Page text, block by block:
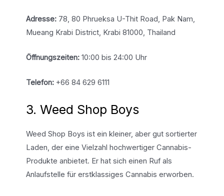
Adresse:78, 80 Phrueksa U-Thit Road, Pak Nam,
Mueang Krabi District, Krabi 81000, Thailand
Öffnungszeiten:10:00 bis 24:00 Uhr
Telefon:+66 84 629 6111
3. Weed Shop Boys
Weed Shop Boys ist ein kleiner, aber gut sortierter
Laden, der eine Vielzahl hochwertiger Cannabis-
Produkte anbietet. Er hat sich einen Ruf als
Anlaufstelle für erstklassiges Cannabis erworben.